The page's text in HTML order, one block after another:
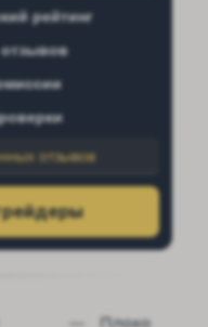
рейтинг
отзывов
— Плохо